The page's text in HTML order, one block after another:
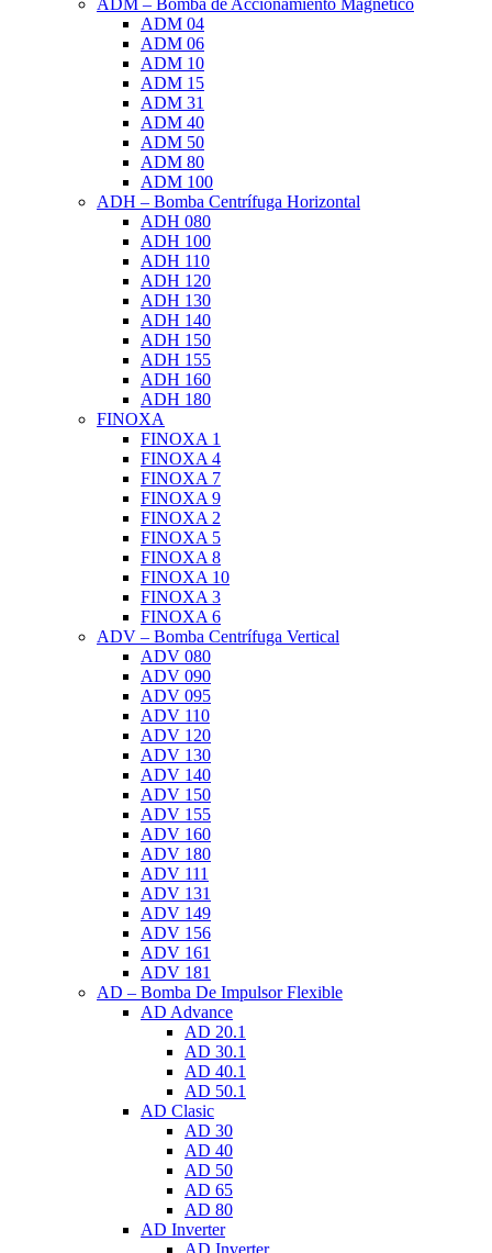
ADM – Bomba de Accionamiento Magnético
ADM 04
ADM 06
ADM 10
ADM 15
ADM 31
ADM 40
ADM 50
ADM 80
ADM 100
ADH – Bomba Centrífuga Horizontal
ADH 080
ADH 100
ADH 110
ADH 120
ADH 130
ADH 140
ADH 150
ADH 155
ADH 160
ADH 180
FINOXA
FINOXA 1
FINOXA 4
FINOXA 7
FINOXA 9
FINOXA 2
FINOXA 5
FINOXA 8
FINOXA 10
FINOXA 3
FINOXA 6
ADV – Bomba Centrífuga Vertical
ADV 080
ADV 090
ADV 095
ADV 110
ADV 120
ADV 130
ADV 140
ADV 150
ADV 155
ADV 160
ADV 180
ADV 111
ADV 131
ADV 149
ADV 156
ADV 161
ADV 181
AD – Bomba De Impulsor Flexible
AD Advance
AD 20.1
AD 30.1
AD 40.1
AD 50.1
AD Clasic
AD 30
AD 40
AD 50
AD 65
AD 80
AD Inverter
AD Inverter